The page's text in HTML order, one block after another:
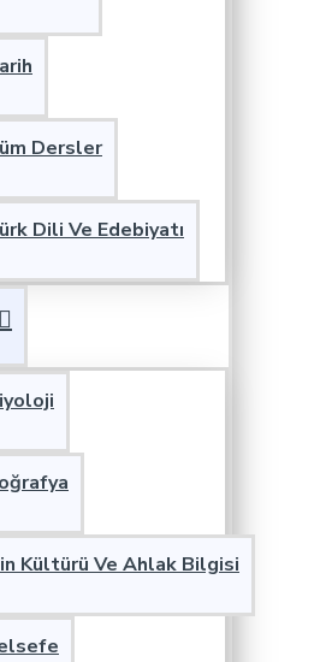
Dersler
Dili Ve Edebiyatı
Kültürü Ve Ahlak Bilgisi